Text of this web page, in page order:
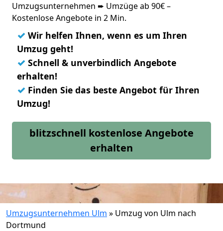
Umzugsunternehmen ➨ Umzüge ab 90€ –
Kostenlose Angebote in 2 Min.
✓ Wir helfen Ihnen, wenn es um Ihren
Umzug geht!
✓ Schnell & unverbindlich Angebote
erhalten!
✓ Finden Sie das beste Angebot für Ihren
Umzug!
blitzschnell kostenlose Angebote
erhalten
Umzugsunternehmen Ulm » Umzug von Ulm nach
Dortmund